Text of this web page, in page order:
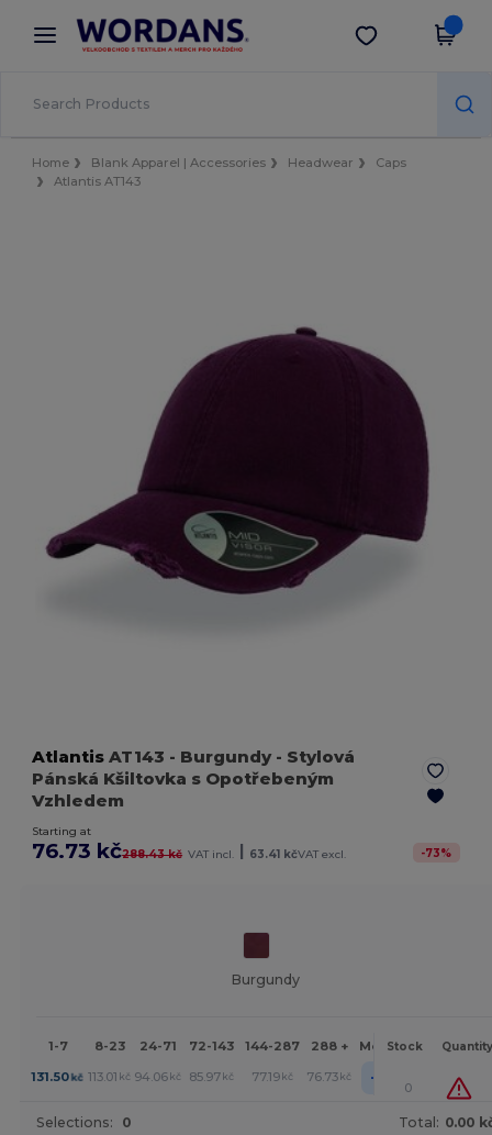
× Aplikace Wordans
Lepší ceny v aplikaci!
Stáhnout app
Home Blank Apparel | Accessories Headwear
Caps
Atlantis AT143
Atlantis AT143 - Burgundy- Stylová
Pánská Kšiltovka s Opotřebeným
Vzhledem
Starting at
76.73 kč288.43 kč VAT incl. | 63.41 kčVAT excl. -73%
Burgundy
1-7 8-23 24-71 72-143 144-287 288 + MoreStock Quantity
131.50kč 113.01 kč 94.06 kč 85.97 kč 77.19 kč 76.73 kč + 0
Selections: 0 Total: 0.00